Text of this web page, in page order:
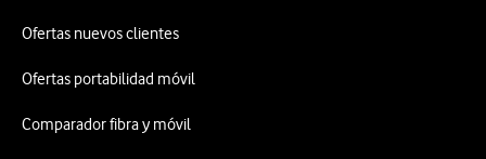
Ofertas nuevos clientes
Ofertas portabilidad móvil
Comparador fibra y móvil